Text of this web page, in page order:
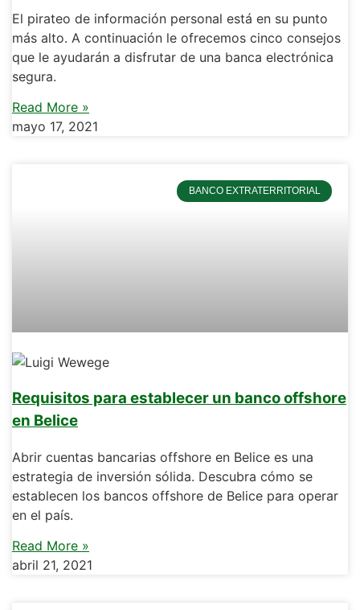
El pirateo de información personal está en su punto
más alto. A continuación le ofrecemos cinco consejos
que le ayudarán a disfrutar de una banca electrónica
segura.
Read More »
mayo 17, 2021
BANCO EXTRATERRITORIAL
Requisitos para establecer un banco offshore
en Belice
Abrir cuentas bancarias offshore en Belice es una
estrategia de inversión sólida. Descubra cómo se
establecen los bancos offshore de Belice para operar
en el país.
Read More »
abril 21, 2021